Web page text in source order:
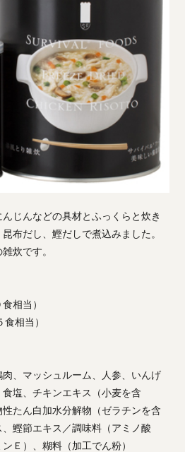
じんなどの具材とふっくらと炊き
布だし、鰹だしで煮込みました。
炊です。
相当）
相当）
、マッシュルーム、人参、いんげ
塩、チキンエキス（小麦を含
たん白加水分解物（ゼラチンを含
鰹節エキス／調味料（アミノ酸
Ｅ）、糊料（加工でん粉）